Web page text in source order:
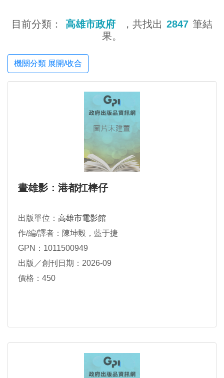
目前分類： 高雄市政府 ，共找出 2847 筆結
果。
機關分類 展開/收合
畫雄影：港都扛棒仔
出版單位： 高雄市電影館
作/編/譯者：陳坤毅，藍于捷
GPN：1011500949
出版／創刊日期：2026-09
價格：450